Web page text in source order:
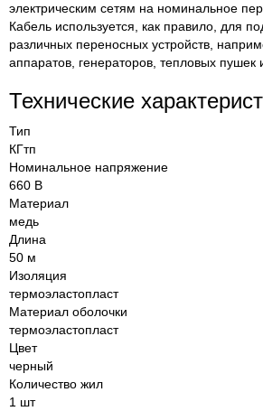
электрическим сетям на номинальное
Кабель используется, как правило, для
различных переносных устройств,
аппаратов, генераторов, тепловых пушек и
Технические
Тип
КГтп
Номинальное напряжение
660 В
Материал
медь
Длина
50 м
Изоляция
термоэластопласт
Материал оболочки
термоэластопласт
Цвет
черный
Количество жил
1 шт